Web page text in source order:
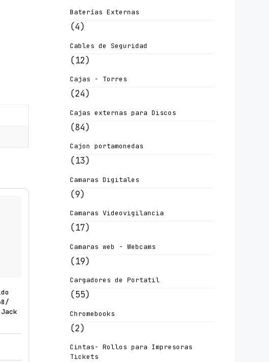
Baterías Externas
(4)
Cables de Seguridad
(12)
Cajas - Torres
(24)
Cajas externas para Discos
(84)
Cajon portamonedas
(13)
Camaras Digitales
(9)
Camaras Videovigilancia
(17)
Camaras web - Webcams
(19)
Cargadores de Portatil
(55)
Chromebooks
(2)
Cintas- Rollos para Impresoras
Tickets